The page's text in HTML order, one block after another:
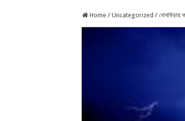
Home / Uncategorized / ধোবাউড়ায়